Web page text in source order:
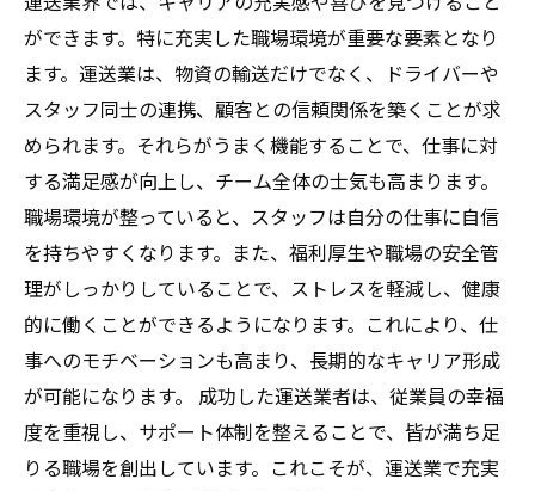
ができます。特に充実した職場環境が重要な要素となり
ます。運送業は、物資の輸送だけでなく、ドライバーや
スタッフ同士の連携、顧客との信頼関係を築くことが求
められます。それらがうまく機能することで、仕事に対
する満足感が向上し、チーム全体の士気も高まります。
職場環境が整っていると、スタッフは自分の仕事に自信
を持ちやすくなります。また、福利厚生や職場の安全管
理がしっかりしていることで、ストレスを軽減し、健康
的に働くことができるようになります。これにより、仕
事へのモチベーションも高まり、長期的なキャリア形成
が可能になります。 成功した運送業者は、従業員の幸福
度を重視し、サポート体制を整えることで、皆が満ち足
りる職場を創出しています。これこそが、運送業で充実